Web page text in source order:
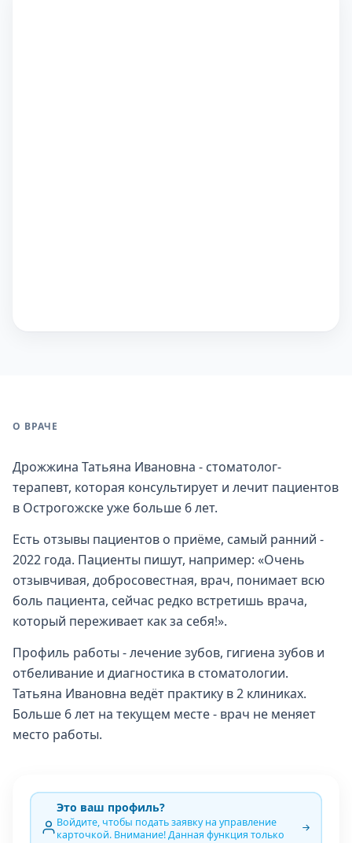
О ВРАЧЕ
Дрожжина Татьяна Ивановна - стоматолог-
терапевт, которая консультирует и лечит пациентов
в Острогожске уже больше 6 лет.
Есть отзывы пациентов о приёме, самый ранний -
2022 года. Пациенты пишут, например: «Очень
отзывчивая, добросовестная, врач, понимает всю
боль пациента, сейчас редко встретишь врача,
который переживает как за себя!».
Профиль работы - лечение зубов, гигиена зубов и
отбеливание и диагностика в стоматологии.
Татьяна Ивановна ведёт практику в 2 клиниках.
Больше 6 лет на текущем месте - врач не меняет
место работы.
Это ваш профиль?
Войдите, чтобы подать заявку на управление
карточкой. Внимание! Данная функция только